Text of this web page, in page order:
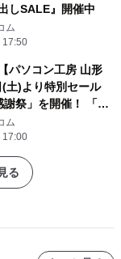
しSALE』開催中
ム
17:50
パソコン工房 山形
土)より特別セール
謝祭」を開催！ 「オ
ン」を豊富に取り揃
ツ・周辺機器等の
念プライスにてご奉
ム
17:00
る